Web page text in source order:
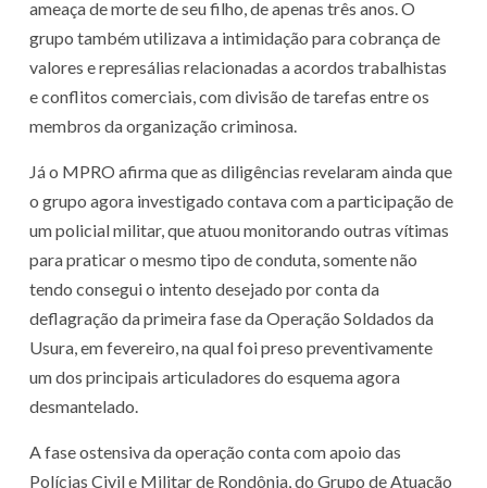
ameaça de morte de seu filho, de apenas três anos. O
grupo também utilizava a intimidação para cobrança de
valores e represálias relacionadas a acordos trabalhistas
e conflitos comerciais, com divisão de tarefas entre os
membros da organização criminosa.
Já o MPRO afirma que as diligências revelaram ainda que
o grupo agora investigado contava com a participação de
um policial militar, que atuou monitorando outras vítimas
para praticar o mesmo tipo de conduta, somente não
tendo consegui o intento desejado por conta da
deflagração da primeira fase da Operação Soldados da
Usura, em fevereiro, na qual foi preso preventivamente
um dos principais articuladores do esquema agora
desmantelado.
A fase ostensiva da operação conta com apoio das
Polícias Civil e Militar de Rondônia, do Grupo de Atuação